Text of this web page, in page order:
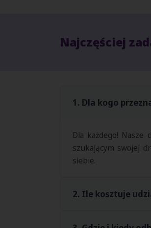
Najczęściej
1. Dla kogo
Dla każdego!
szukającym swojej
siebie.
2. Ile kosztuje